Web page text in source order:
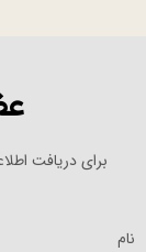
برای دریافت
نام